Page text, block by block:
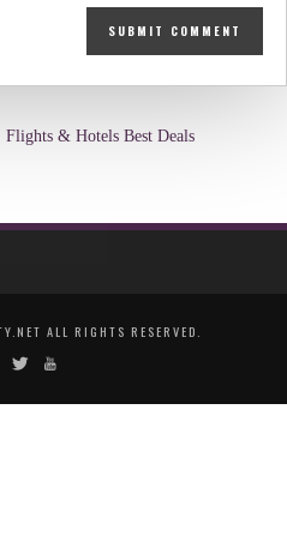
& Hotels Best Deals
ALL RIGHTS RESERVED.